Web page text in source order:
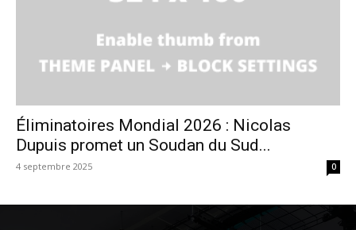
Éliminatoires Mondial 2026 : Nicolas
Dupuis promet un Soudan du Sud...
4 septembre 2025 0